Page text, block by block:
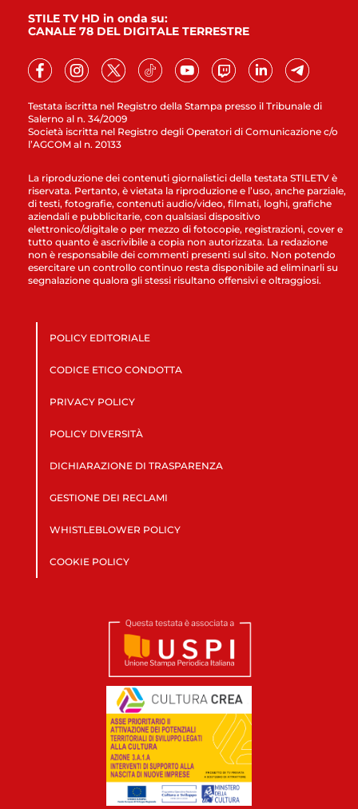
Testata iscritta nel Registro della Stampa presso il Tribunale di
Salerno al n. 34/2009
Società iscritta nel Registro degli Operatori di Comunicazione c/o
l’AGCOM al n. 20133
STILE TV HD in onda su:
CANALE 78 DEL DIGITALE TERRESTRE
La riproduzione dei contenuti giornalistici della testata STILETV è
riservata. Pertanto, è vietata la riproduzione e l’uso, anche parziale,
di testi, fotografie, contenuti audio/video, filmati, loghi, grafiche
aziendali e pubblicitarie, con qualsiasi dispositivo
elettronico/digitale o per mezzo di fotocopie, registrazioni, cover e
tutto quanto è ascrivibile a copia non autorizzata. La redazione
non è responsabile dei commenti presenti sul sito. Non potendo
esercitare un controllo continuo resta disponibile ad eliminarli su
segnalazione qualora gli stessi risultano offensivi e oltraggiosi.
POLICY EDITORIALE
CODICE ETICO CONDOTTA
PRIVACY POLICY
POLICY DIVERSITÀ
DICHIARAZIONE DI TRASPARENZA
GESTIONE DEI RECLAMI
WHISTLEBLOWER POLICY
COOKIE POLICY